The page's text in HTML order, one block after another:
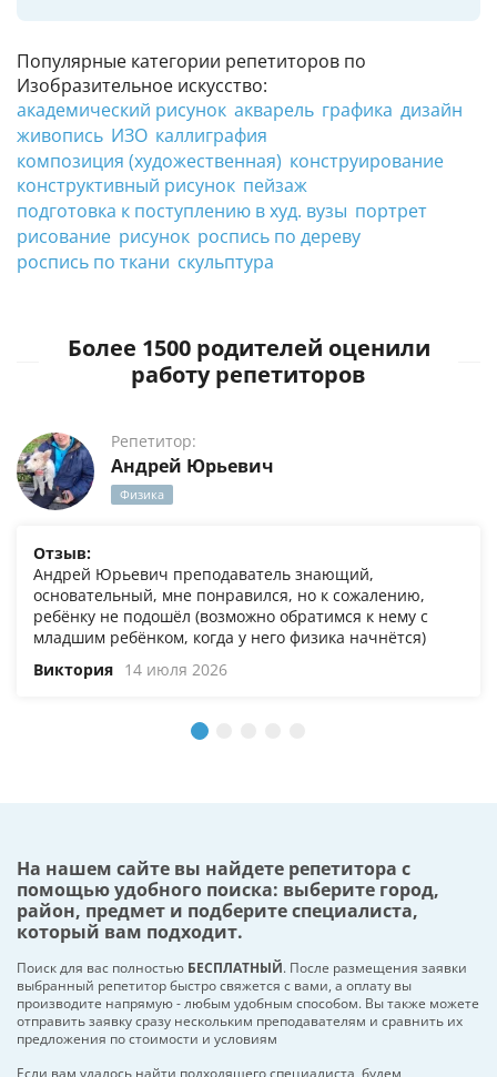
Популярные категории репетиторов по
Изобразительное искусство:
академический рисунок акварель графика дизайн
живопись ИЗО каллиграфия
композиция (художественная) конструирование
конструктивный рисунок пейзаж
подготовка к поступлению в худ. вузы портрет
рисование рисунок роспись по дереву
роспись по ткани скульптура
Более 1500 родителей оценили
работу репетиторов
Репетитор:
Андрей Юрьевич
Физика
Отзыв:
Андрей Юрьевич преподаватель знающий,
основательный, мне понравился, но к сожалению,
ребёнку не подошёл (возможно обратимся к нему с
младшим ребёнком, когда у него физика начнётся)
Виктория 14 июля 2026
На нашем сайте вы найдете репетитора с
помощью удобного поиска: выберите город,
район, предмет и подберите специалиста,
который вам подходит.
Поиск для вас полностью БЕСПЛАТНЫЙ. После размещения заявки
выбранный репетитор быстро свяжется с вами, а оплату вы
производите напрямую - любым удобным способом. Вы также можете
отправить заявку сразу нескольким преподавателям и сравнить их
предложения по стоимости и условиям
Если вам удалось найти подходящего специалиста, будем